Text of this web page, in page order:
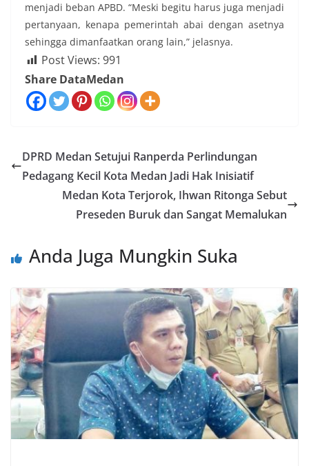
menjadi beban APBD. “Meski begitu harus juga menjadi
pertanyaan, kenapa pemerintah abai dengan asetnya
sehingga dimanfaatkan orang lain,” jelasnya.
Post Views: 991
Share DataMedan
DPRD Medan Setujui Ranperda Perlindungan
Pedagang Kecil Kota Medan Jadi Hak Inisiatif
Medan Kota Terjorok, Ihwan Ritonga Sebut
Preseden Buruk dan Sangat Memalukan
Anda Juga Mungkin Suka